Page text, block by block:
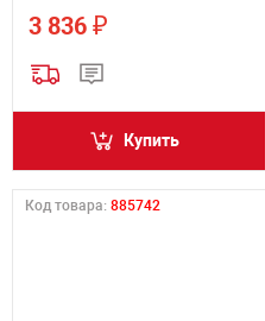
3 836 ₽
Купить
Код товара: 885742